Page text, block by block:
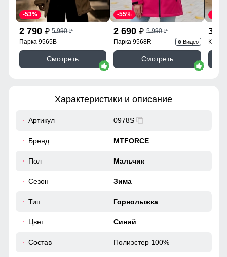
2 790 p 5 990p
-53%
Парка 9565B
Смотреть
2 690 p 5 990p
-55%
Парка 9568R Видео
Смотреть
3
Характеристики и описание
Артикул 0978S
Бренд MTFORCE
Пол Мальчик
Сезон Зима
Тип Горнолыжка
Цвет Синий
Состав Полиэстер 100%